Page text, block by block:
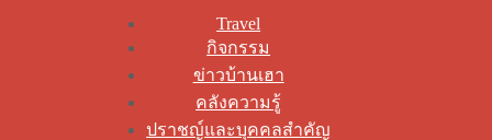
Travel
กิจกรรม
ข่าวบ้านเฮา
คลังความรู้
ปราชญ์และบุคคลสำคัญ